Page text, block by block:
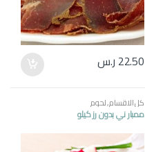
22.50 ر.س
كل الاقسام,لحوم
ممبار ني بدون رز كيلو